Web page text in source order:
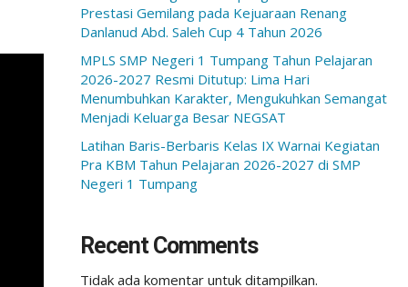
Prestasi Gemilang pada Kejuaraan Renang
Danlanud Abd. Saleh Cup 4 Tahun 2026
MPLS SMP Negeri 1 Tumpang Tahun Pelajaran
2026-2027 Resmi Ditutup: Lima Hari
Menumbuhkan Karakter, Mengukuhkan Semangat
Menjadi Keluarga Besar NEGSAT
Latihan Baris-Berbaris Kelas IX Warnai Kegiatan
Pra KBM Tahun Pelajaran 2026-2027 di SMP
Negeri 1 Tumpang
Recent Comments
Tidak ada komentar untuk ditampilkan.